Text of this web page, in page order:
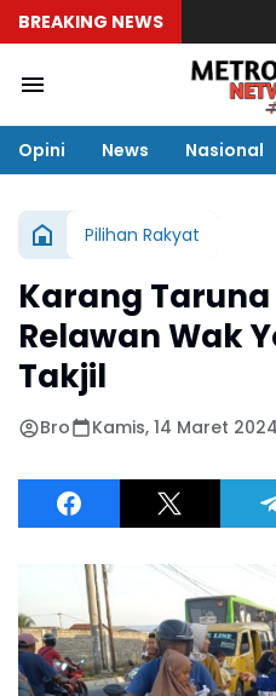
BREAKING NEWS
Opini News Nasional
Pilihan Rakyat
Karang
Relawan Wak
Takjil
Bro Kamis, 14 Maret